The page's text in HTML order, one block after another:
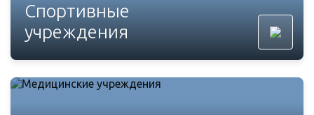
Спортивные
учреждения